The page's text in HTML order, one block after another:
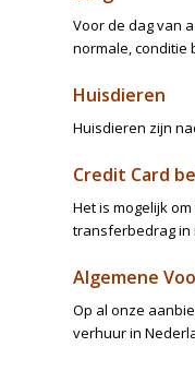
Voor de dag van
normale, conditie
Huisdieren
Huisdieren zijn
Credit Card
Het is mogelijk
transferbedrag in
Algemene
Op al onze
verhuur in